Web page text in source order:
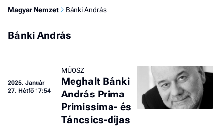
Magyar Nemzet Bánki András
Bánki András
2025. Január
27. Hétfő 17:54
MÚOSZ
Meghalt Bánki
András Prima
Primissima- és
Táncsics-díjas